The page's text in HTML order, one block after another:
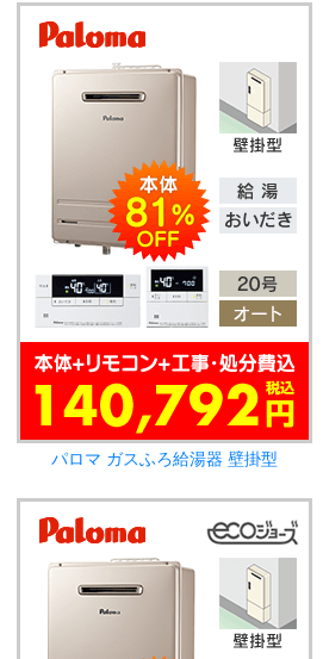
パロマ ガスふろ給湯器 壁掛型